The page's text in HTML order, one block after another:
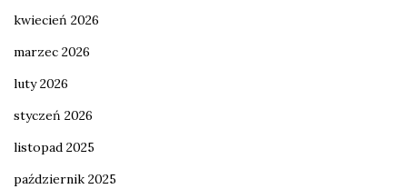
kwiecień 2026
marzec 2026
luty 2026
styczeń 2026
listopad 2025
październik 2025